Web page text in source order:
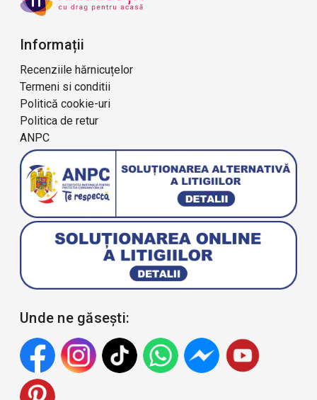
Informații
Recenziile hărnicuțelor
Termeni si conditii
Politică cookie-uri
Politica de retur
ANPC
Unde ne găsești: